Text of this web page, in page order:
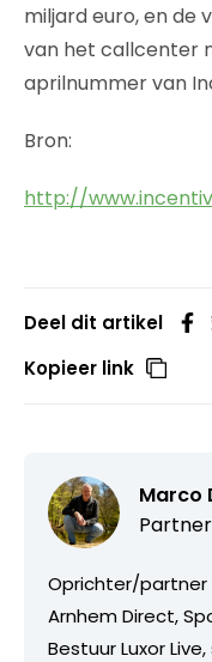
miljard euro, en de
van het callcenter
aprilnummer van
Bron:
http://
Deel dit artikel
Kopieer link
Marco
Oprichter/partner
Arnhem Direct,
Bestuur Luxor